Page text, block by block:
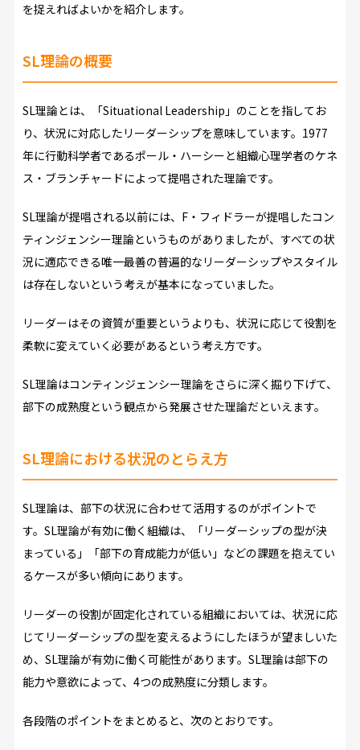
を捉えればよいかを紹介します。
SL理論の概要
SL理論とは、「Situational Leadership」のことを指してお
り、状況に対応したリーダーシップを意味しています。1977
年に行動科学者であるポール・ハーシーと組織心理学者のケネ
ス・ブランチャードによって提唱された理論です。
SL理論が提唱される以前には、F・フィドラーが提唱したコン
ティンジェンシー理論というものがありましたが、すべての状
況に適応できる唯一最善の普遍的なリーダーシップやスタイル
は存在しないという考えが基本になっていました。
リーダーはその資質が重要というよりも、状況に応じて役割を
柔軟に変えていく必要があるという考え方です。
SL理論はコンティンジェンシー理論をさらに深く掘り下げて、
部下の成熟度という観点から発展させた理論だといえます。
SL理論における状況のとらえ方
SL理論は、部下の状況に合わせて活用するのがポイントで
す。SL理論が有効に働く組織は、「リーダーシップの型が決
まっている」「部下の育成能力が低い」などの課題を抱えてい
るケースが多い傾向にあります。
リーダーの役割が固定化されている組織においては、状況に応
じてリーダーシップの型を変えるようにしたほうが望ましいた
め、SL理論が有効に働く可能性があります。SL理論は部下の
能力や意欲によって、4つの成熟度に分類します。
各段階のポイントをまとめると、次のとおりです。